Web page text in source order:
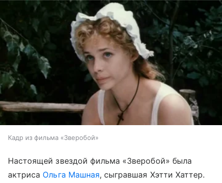
Кадр из фильма «Зверобой»
Настоящей звездой фильма «Зверобой» была
актриса Ольга Машная, сыгравшая Хэтти Хаттер.